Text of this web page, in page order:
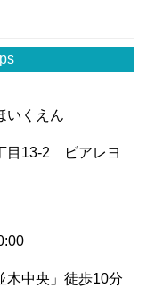
いくえん
目13-2 ビアレヨ
木中央」徒歩10分